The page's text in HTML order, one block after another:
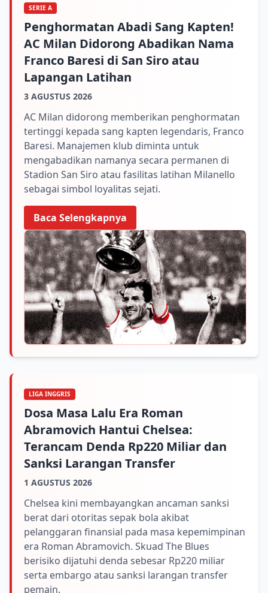
SERIE A
Penghormatan Abadi Sang Kapten!
AC Milan Didorong Abadikan Nama
Franco Baresi di San Siro atau
Lapangan Latihan
3 AGUSTUS 2026
AC Milan didorong memberikan penghormatan
tertinggi kepada sang kapten legendaris, Franco
Baresi. Manajemen klub diminta untuk
mengabadikan namanya secara permanen di
Stadion San Siro atau fasilitas latihan Milanello
sebagai simbol loyalitas sejati.
Baca Selengkapnya
LIGA INGGRIS
Dosa Masa Lalu Era Roman
Abramovich Hantui Chelsea:
Terancam Denda Rp220 Miliar dan
Sanksi Larangan Transfer
1 AGUSTUS 2026
Chelsea kini membayangkan ancaman sanksi
berat dari otoritas sepak bola akibat
pelanggaran finansial pada masa kepemimpinan
era Roman Abramovich. Skuad The Blues
berisiko dijatuhi denda sebesar Rp220 miliar
serta embargo atau sanksi larangan transfer
pemain.